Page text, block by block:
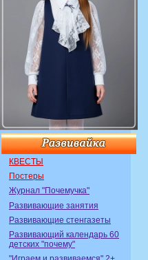
КВЕСТЫ
Постеры
Журнал "Почемучка"
Развивающие занятия
Развивающие стенгазеты
Развивающий календарь 60
детских "почему"